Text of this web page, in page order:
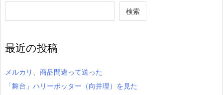
検索
最近の投稿
メルカリ、商品間違って送った
「舞台」ハリーポッター（向井理）を見た